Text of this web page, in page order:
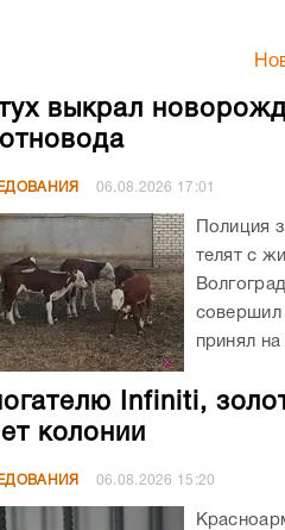
выкрал
06.08.2026 17:01
Полиция
телят с
совершил
принял
Infiniti,
колонии
06.08.2026 15:20